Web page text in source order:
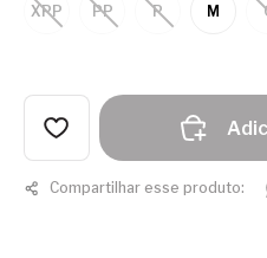
XPP PP P M
Compartilhar esse produto: